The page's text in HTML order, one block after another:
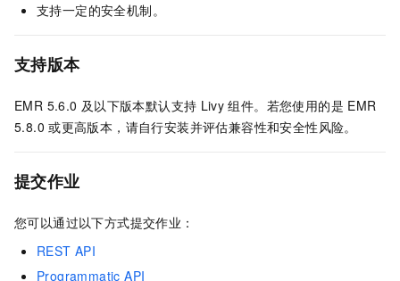
支持一定的安全机制。
支持版本
EMR 5.6.0 及以下版本默认支持 Livy 组件。若您使用的是 EMR
5.8.0 或更高版本，请自行安装并评估兼容性和安全性风险。
提交作业
您可以通过以下方式提交作业：
REST API
Programmatic API